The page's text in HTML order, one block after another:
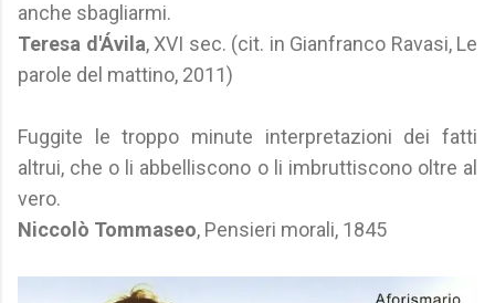
anche sbagliarmi.
Teresa d'Ávila, XVI sec. (cit. in Gianfranco Ravasi, Le
parole del mattino, 2011)
Fuggite le troppo minute interpretazioni dei fatti
altrui, che o li abbelliscono o li imbruttiscono oltre al
vero.
Niccolò Tommaseo, Pensieri morali, 1845